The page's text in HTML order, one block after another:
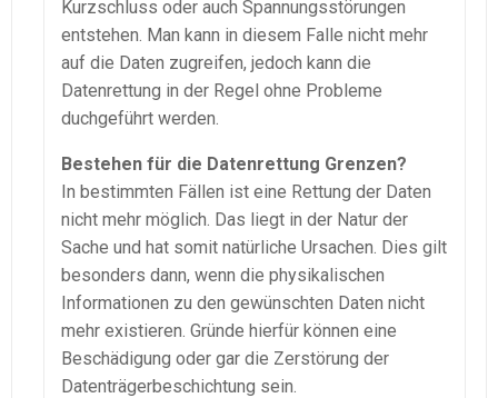
Kurzschluss oder auch Spannungsstörungen
entstehen. Man kann in diesem Falle nicht mehr
auf die Daten zugreifen, jedoch kann die
Datenrettung in der Regel ohne Probleme
duchgeführt werden.
Bestehen für die Datenrettung Grenzen?
In bestimmten Fällen ist eine Rettung der Daten
nicht mehr möglich. Das liegt in der Natur der
Sache und hat somit natürliche Ursachen. Dies gilt
besonders dann, wenn die physikalischen
Informationen zu den gewünschten Daten nicht
mehr existieren. Gründe hierfür können eine
Beschädigung oder gar die Zerstörung der
Datenträgerbeschichtung sein.